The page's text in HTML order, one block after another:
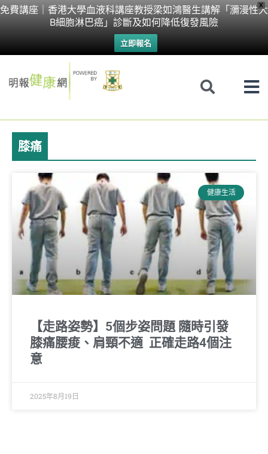
X
免費講座｜香港大學血液科講座教授梁如鴻醫生講解「瀰漫性大
B細胞淋巴癌」診斷及如何降低復發風險
立即報名
Skip
膝痛
健康生活
【走路姿勢】5個步姿問題 隨時引發
膝痛腰痠、肩頸不適 正確走路4個注
意
2025年8月19日
Page